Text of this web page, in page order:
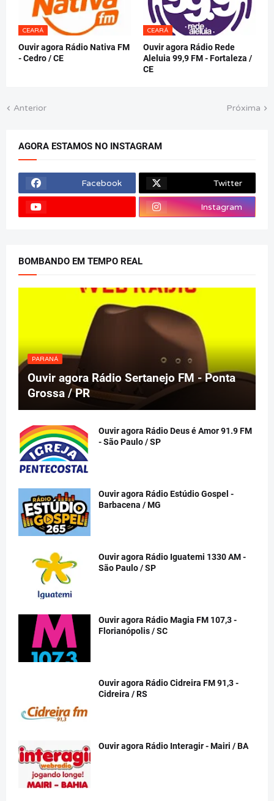
CEARÁ
Ouvir agora Rádio Nativa FM
- Cedro / CE
CEARÁ
Ouvir agora Rádio Rede
Aleluia 99,9 FM - Fortaleza /
CE
Anterior Próxima
AGORA ESTAMOS NO INSTAGRAM
Facebook Twitter
Instagram
BOMBANDO EM TEMPO REAL
PARANÁ
Ouvir agora Rádio Sertanejo FM - Ponta
Grossa / PR
Ouvir agora Rádio Deus é Amor 91.9 FM
- São Paulo / SP
Ouvir agora Rádio Estúdio Gospel -
Barbacena / MG
Ouvir agora Rádio Iguatemi 1330 AM -
São Paulo / SP
Ouvir agora Rádio Magia FM 107,3 -
Florianópolis / SC
Ouvir agora Rádio Cidreira FM 91,3 -
Cidreira / RS
Ouvir agora Rádio Interagir - Mairi / BA